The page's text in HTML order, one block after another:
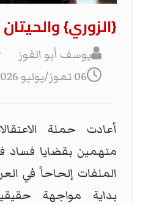
{الزوري} والحيتان
يوسف أبو الفوز
06 تموز/يوليو 2026
أعادت حملة
متهمين بقضايا فساد
الملفات إلحاحاً في
بداية مواجهة